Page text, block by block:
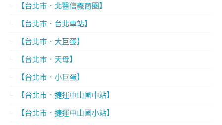
【台北市．北醫信義商圈】
【台北市．台北車站】
【台北市．大巨蛋】
【台北市．天母】
【台北市．小巨蛋】
【台北市．捷運中山國中站】
【台北市．捷運中山國小站】